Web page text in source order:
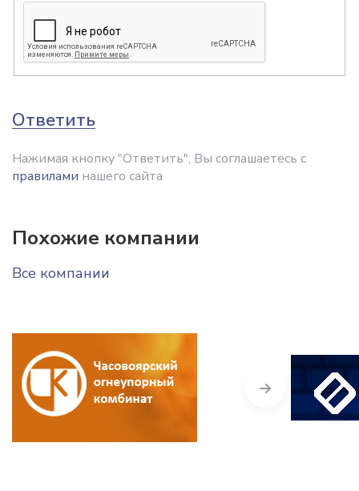
Ответить
Нажимая кнопку "Ответить", Вы соглашаетесь с
правилами нашего сайта
Похожие компании
Все компании
Next